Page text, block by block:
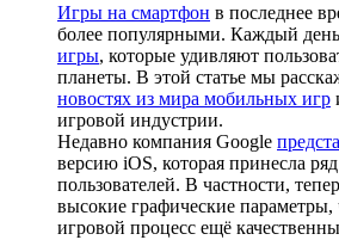
Игры на смартфон в последнее
более популярными. Каждый
игры, которые удивляют
планеты. В этой статье мы
новостях из мира мобильных игр
игровой индустрии.
Недавно компания Google
версию iOS, которая принесла
пользователей. В частности,
высокие графические параметры,
игровой процесс ещё